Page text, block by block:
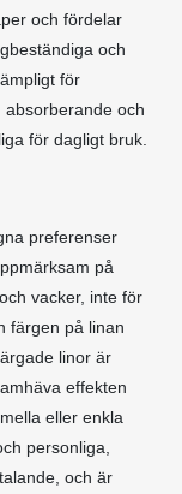
och fördelar
och
för
absorberande och
för dagligt bruk.
preferenser
på
vacker, inte för
färgen på linan
linor är
effekten
eller enkla
personliga,
och är